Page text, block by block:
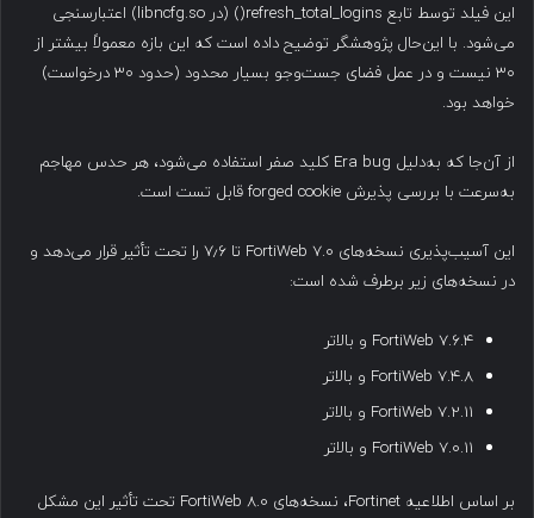
این فیلد توسط تابع refresh_total_logins() (در libncfg.so) اعتبارسنجی
می‌شود. با این‌حال پژوهشگر توضیح داده است که این بازه معمولاً بیشتر از
۳۰ نیست و در عمل فضای جست‌وجو بسیار محدود (حدود ۳۰ درخواست)
خواهد بود.
از آن‌جا که به‌دلیل Era bug کلید صفر استفاده می‌شود، هر حدس مهاجم
به‌سرعت با بررسی پذیرش forged cookie قابل تست است.
این آسیب‌پذیری نسخه‌های FortiWeb 7.0 تا ۷٫۶ را تحت تأثیر قرار می‌دهد و
در نسخه‌های زیر برطرف شده است:
FortiWeb 7.6.4 و بالاتر
FortiWeb 7.4.8 و بالاتر
FortiWeb 7.2.11 و بالاتر
FortiWeb 7.0.11 و بالاتر
بر اساس اطلاعیه Fortinet، نسخه‌های FortiWeb 8.0 تحت تأثیر این مشکل